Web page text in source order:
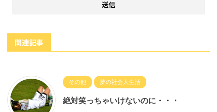
関連記事
その他 夢の社会人生活
絶対笑っちゃいけないのに・・・